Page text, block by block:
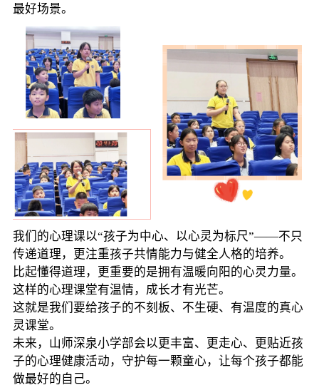
最好场景。
我们的心理课以“孩子为中心、以心灵为标尺”——不只
传递道理，更注重孩子共情能力与健全人格的培养。
比起懂得道理，更重要的是拥有温暖向阳的心灵力量。
这样的心理课堂有温情，成长才有光芒。
这就是我们要给孩子的不刻板、不生硬、有温度的真心
灵课堂。
未来，山师深泉小学部会以更丰富、更走心、更贴近孩
子的心理健康活动，守护每一颗童心，让每个孩子都能
做最好的自己。